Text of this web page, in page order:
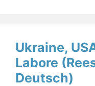
Ukraine,
Labore
Deutsch)